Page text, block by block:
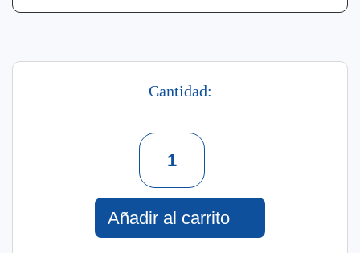
Cantidad:
Shinny
Unicorn
Dreams
Fr
230
Añadir al carrito